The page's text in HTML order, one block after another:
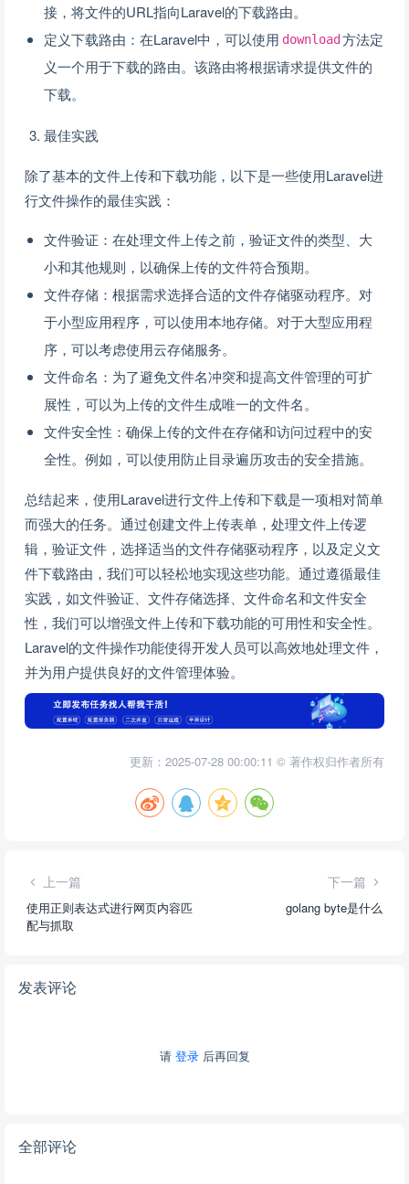
接，将文件的URL指向Laravel的下载路由。
定义下载路由：在Laravel中，可以使用 download 方法定
义一个用于下载的路由。该路由将根据请求提供文件的
下载。
最佳实践
除了基本的文件上传和下载功能，以下是一些使用Laravel进
行文件操作的最佳实践：
文件验证：在处理文件上传之前，验证文件的类型、大
小和其他规则，以确保上传的文件符合预期。
文件存储：根据需求选择合适的文件存储驱动程序。对
于小型应用程序，可以使用本地存储。对于大型应用程
序，可以考虑使用云存储服务。
文件命名：为了避免文件名冲突和提高文件管理的可扩
展性，可以为上传的文件生成唯一的文件名。
文件安全性：确保上传的文件在存储和访问过程中的安
全性。例如，可以使用防止目录遍历攻击的安全措施。
总结起来，使用Laravel进行文件上传和下载是一项相对简单
而强大的任务。通过创建文件上传表单，处理文件上传逻
辑，验证文件，选择适当的文件存储驱动程序，以及定义文
件下载路由，我们可以轻松地实现这些功能。通过遵循最佳
实践，如文件验证、文件存储选择、文件命名和文件安全
性，我们可以增强文件上传和下载功能的可用性和安全性。
Laravel的文件操作功能使得开发人员可以高效地处理文件，
并为用户提供良好的文件管理体验。
更新：2025-07-28 00:00:11 © 著作权归作者所有
上一篇
使用正则表达式进行网页内容匹
配与抓取
下一篇
golang byte是什么
发表评论
请 登录后再回复
全部评论